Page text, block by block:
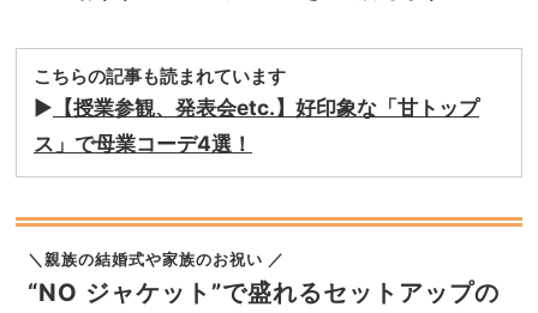
こちらの記事も読まれています
▶︎ 【授業参観、発表会etc.】好印象な「甘トップ
ス」で母業コーデ4選！
＼親族の結婚式や家族のお祝い ／
“NO ジャケット”で盛れるセットアップの